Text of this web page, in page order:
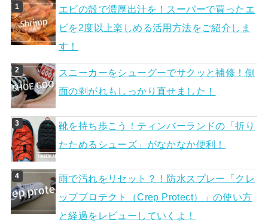
エビの殻で濃厚出汁を！スーパーで買ったエ
ビを2度以上楽しめる活用方法をご紹介しま
す！
スニーカーをシューグーでサクッと補修！側
面の剥がれもしっかり直せました！
靴を持ち歩こう！ティンバーランドの「折り
たためるシューズ」がなかなか便利！
雨で汚れをリセット？！防水スプレー「クレ
ッププロテクト（Crep Protect）」の使い方
と経過をレビューしていくよ！